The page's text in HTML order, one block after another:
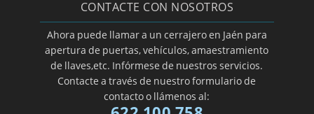
CONTACTE CON NOSOTROS
Ahora puede llamar a un cerrajero en Jaén para
apertura de puertas, vehículos, amaestramiento
de llaves,etc. Infórmese de nuestros servicios.
Contacte a través de nuestro formulario de
contacto o llámenos al: